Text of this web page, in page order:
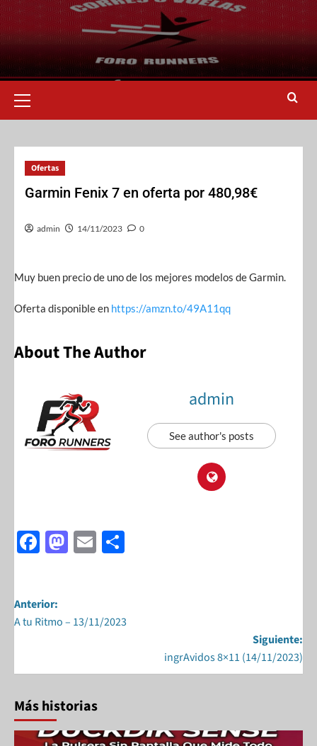
Ofertas
Garmin Fenix 7 en oferta por 480,98€
admin 14/11/2023 0
Muy buen precio de uno de los mejores modelos de Garmin.
Oferta disponible en https://amzn.to/49A11qq
About The Author
admin
See author's posts
F
b
o
k
M
o
E
Anterior:
A tu Ritmo – 13/11/2023
Siguiente:
ingrAvidos 8×11 (14/11/2023)
Más historias